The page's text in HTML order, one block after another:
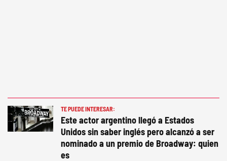
TE PUEDE INTERESAR:
Este actor argentino llegó a Estados
Unidos sin saber inglés pero alcanzó a ser
nominado a un premio de Broadway: quien
es